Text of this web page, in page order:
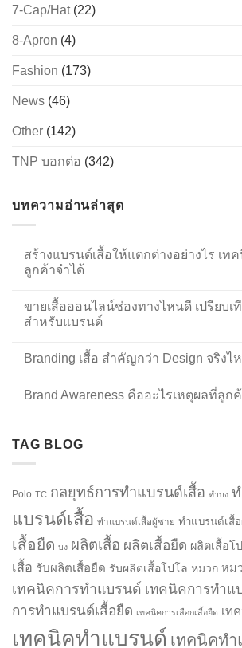
7-Cap/Hat(22)
8-Apron (4)
Fashion (173)
News (46)
Other (142)
TNP บอกต่อ (342)
บทความอ่านล่าสุด
สร้างแบรนด์เสื้อให้แตกต่างอย่างไร เท
ลูกค้าจำได้
ขายเสื้อออนไลน์ช่องทางไหนดี เปรียบ
สำหรับแบรนด์
Branding เสื้อ สำคัญกว่า Design จริงไ
Brand Awareness คืออะไรเหตุผลที่ลูก
TAG BLOG
Polo TC กลยุทธ์การทำแบรนด์เสื้อ ทำบง
แบรนด์เสื้อ ทำแบรนด์เสื้อผู้ชาย ทำแบรนด์เสื้
เสื้อยืด บง ผลิตเสื้อ ผลิตเสื้อยืด ผลิตเสื้อโ
เสื้อ รับผลิตเสื้อยืด รับผลิตเสื้อโปโล หมวก หม
เทคนิคการทำแบรนด์ เทคนิคการทำแ
การทำแบรนด์เสื้อยืด เทคนิคการเลือกเสื้อยืด เท
เทคนิคทำแบรนด์ เทคนิคท